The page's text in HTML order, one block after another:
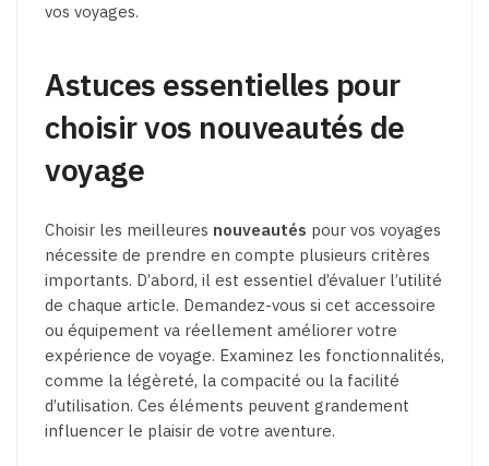
vos voyages.
Astuces essentielles pour
choisir vos nouveautés de
voyage
Choisir les meilleures nouveautés pour vos voyages
nécessite de prendre en compte plusieurs critères
importants. D’abord, il est essentiel d’évaluer l’utilité
de chaque article. Demandez-vous si cet accessoire
ou équipement va réellement améliorer votre
expérience de voyage. Examinez les fonctionnalités,
comme la légèreté, la compacité ou la facilité
d’utilisation. Ces éléments peuvent grandement
influencer le plaisir de votre aventure.